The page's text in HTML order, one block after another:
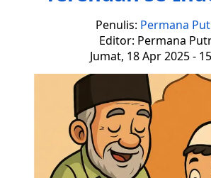
Penulis: Permana
Editor: Permana
Jumat, 18 Apr 2025 -